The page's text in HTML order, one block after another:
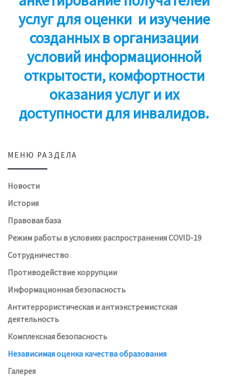
услуг для оценки и изучение
созданных в организации
условий информационной
открытости, комфортности
оказания услуг и их
доступности для инвалидов.
МЕНЮ РАЗДЕЛА
Новости
История
Правовая база
Режим работы в условиях распространения COVID-19
Сотрудничество
Противодействие коррупции
Информационная безопасность
Антитеррористическая и антиэкстремистская
деятельность
Комплексная безопасность
Независимая оценка качества образования
Галерея